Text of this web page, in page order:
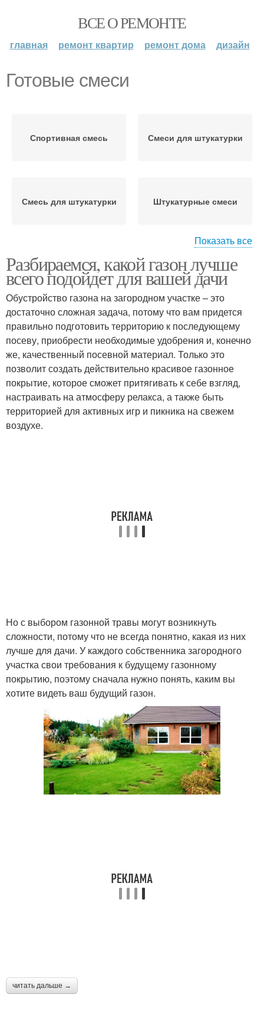
ВСЕ О РЕМОНТЕ
главная ремонт квартир ремонт дома дизайн
Готовые смеси
Спортивная смесь Смеси для штукатурки
Смесь для штукатурки Штукатурные смеси
Сухая смесь Сухие смеси
Смеси по составу
Смеси на цементной
основе
Смеси для шпаклевки
Показать все
Разбираемся, какой газон лучше
всего подойдет для вашей дачи
Обустройство газона на загородном участке – это
достаточно сложная задача, потому что вам придется
правильно подготовить территорию к последующему
посеву, приобрести необходимые удобрения и, конечно
же, качественный посевной материал. Только это
позволит создать действительно красивое газонное
покрытие, которое сможет притягивать к себе взгляд,
настраивать на атмосферу релакса, а также быть
территорией для активных игр и пикника на свежем
воздухе.
Но с выбором газонной травы могут возникнуть
сложности, потому что не всегда понятно, какая из них
лучше для дачи. У каждого собственника загородного
участка свои требования к будущему газонному
покрытию, поэтому сначала нужно понять, каким вы
хотите видеть ваш будущий газон.
читать дальше →